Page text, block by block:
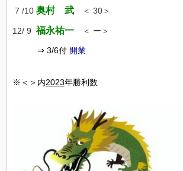
7 /10 奥村 武 ＜ 30＞
12/ 9福永祐一 ＜ ー＞
⇒ 3/6付 開業
※＜＞内2023年勝利数